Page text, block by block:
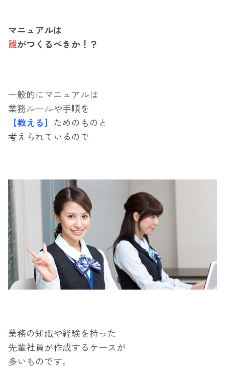
マニュアルは
誰がつくるべきか！？
一般的にマニュアルは
業務ルールや手順を
【教える】 ためのものと
考えられているので
業務の知識や経験を持った
先輩社員が作成するケースが
多いものです。